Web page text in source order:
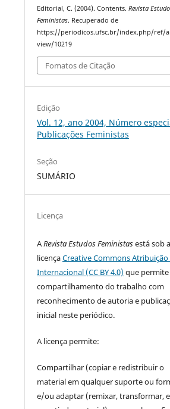
Editorial, C. (2004). Contents.Revista
Feministas. Recuperado de
https://periodicos.ufsc.br/index.php/ref/
view/10219
Fomatos de Citação
Edição
Vol. 12, ano 2004, Número
Publicações Feministas
Seção
SUMÁRIO
Licença
ARevista Estudos Feministasestá sob a
licençaCreative Commons Atribuição
Internacional (CC BY 4.0) que
compartilhamento do trabalho com
reconhecimento de autoria e
inicial neste periódico.
A licença permite:
Compartilhar (copiar e redistribuir o
material em qualquer suporte ou
e/ou adaptar (remixar, transformar,